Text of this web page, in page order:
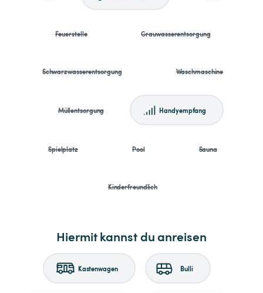
Feuerstelle Grauwasserentsorgung
Schwarzwasserentsorgung Waschmaschine
Müllentsorgung Handyempfang
Spielplatz Pool Sauna
Kinderfreundlich
Hiermit kannst du anreisen
Kastenwagen Bulli